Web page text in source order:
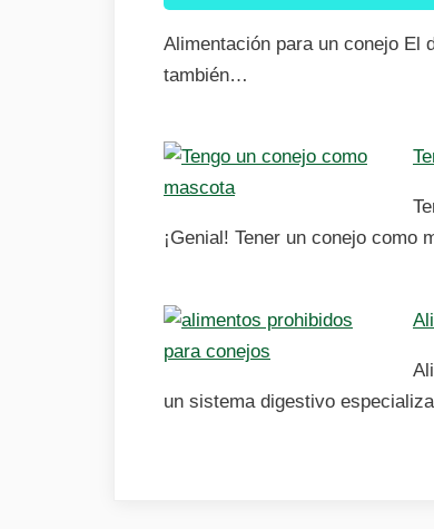
Alimentación para un conejo El
también…
¡Genial! Tener un conejo como
un sistema digestivo